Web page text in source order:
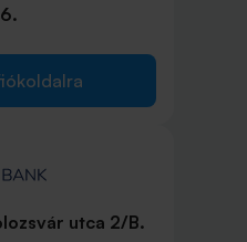
utca 2/B.